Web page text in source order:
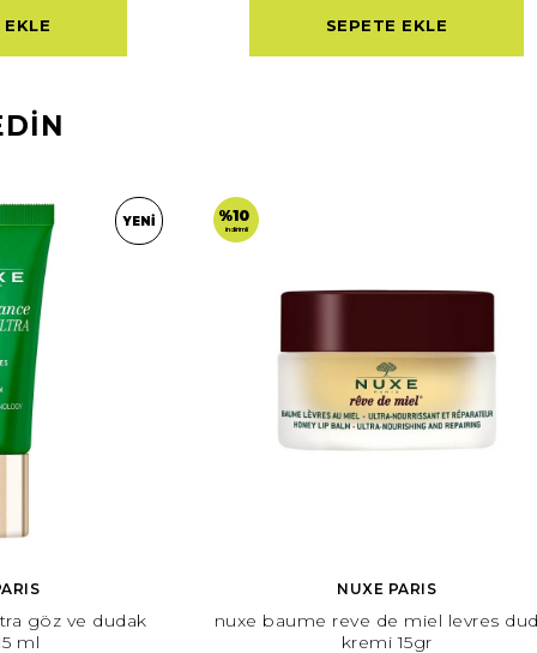
EKLE SEPETE EKLE
YENI
göz ve dudak
ml
%10
indirimli
NUXE PARIS
nuxe baume reve de miel levres
kremi 15gr